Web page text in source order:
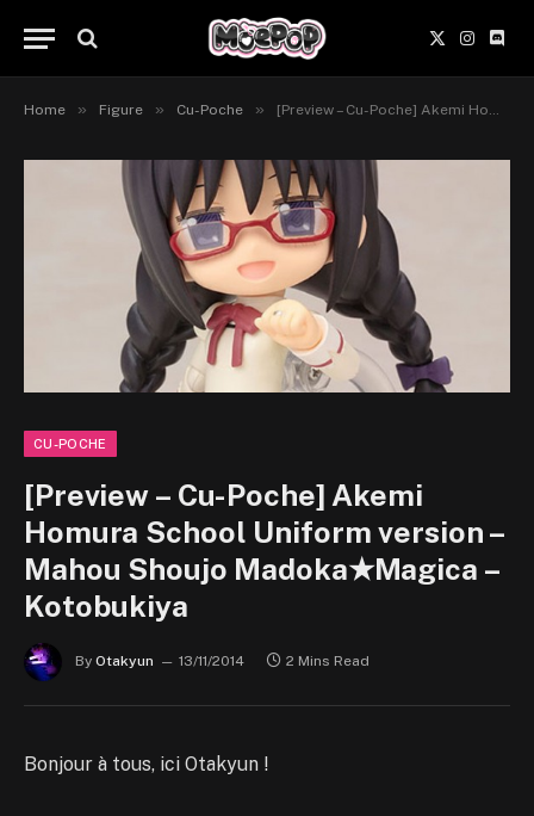
X
(Twitter)
Home » Figure » Cu-Poche » [Preview – Cu-Poche] Akemi Homura School Uniform version – Mahou Shoujo Madoka★Magica – Kotobukiya
CU-POCHE
[Preview – Cu-Poche] Akemi
Homura School Uniform version –
Mahou Shoujo Madoka★Magica –
Kotobukiya
By Otakyun 13/11/2014 2 Mins Read
Bonjour à tous, ici Otakyun !